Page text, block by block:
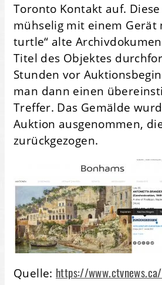
Toronto Kontakt auf.
mühselig mit einem Gerät
turtle“ alte
Titel des Objektes
Stunden vor
man dann einen
Treffer. Das Gemälde
Auktion ausgenommen,
zurückgezogen.
Quelle: https://